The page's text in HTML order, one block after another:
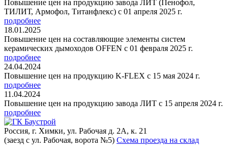
Повышение цен на продукцию завода ЛИТ (Пенофол,
ТИЛИТ, Армофол, Титанфлекс) с 01 апреля 2025 г.
подробнее
18.01.2025
Повышение цен на составляющие элементы систем
керамических дымоходов OFFEN с 01 февраля 2025 г.
подробнее
24.04.2024
Повышение цен на продукцию K-FLEX с 15 мая 2024 г.
подробнее
11.04.2024
Повышение цен на продукцию завода ЛИТ с 15 апреля 2024 г.
подробнее
Россия, г. Химки, ул. Рабочая д. 2А, к. 21
(заезд с ул. Рабочая, ворота №5) Схема проезда на склад